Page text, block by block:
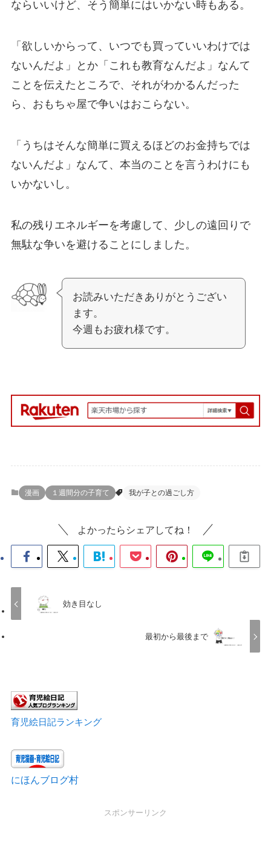
ならいいけど、そう簡単にはいかない時もある。
「欲しいからって、いつでも買っていいわけでは
ないんだよ」とか「これも教育なんだよ」なんて
ことを伝えたところで、それがわかるんだった
ら、おもちゃ屋で争いはおこらない。
「うちはそんな簡単に買えるほどのお金持ちでは
ないんだよ」なんて、本当のことを言うわけにも
いかないし。
私の残りエネルギーを考慮して、少しの遠回りで
無駄な争いを避けることにしました。
お読みいただきありがとうござい
ます。
今週もお疲れ様です。
漫画 １週間分の子育て 我が子との過ごし方
よかったらシェアしてね！
効き目なし
最初から最後まで
育児絵日記ランキング
にほんブログ村
スポンサーリンク